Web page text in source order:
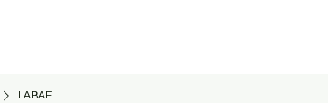
LABAE